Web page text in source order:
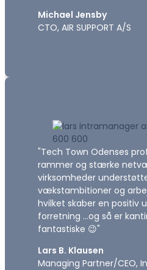
Michael Jensby
CTO, AIR SUPPORT A/S
"Tech Town Odenses
rammer og stærke
virksomheder
vækstambitioner og
hvilket skaber en positiv
forretning …og så er
fantastiske 😉"
Lars B. Klausen
Managing Partner/CEO,